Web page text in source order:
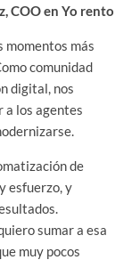
COO en Yo rento
momentos más
comunidad
digital, nos
a los agentes
de
esfuerzo, y
sumar a esa
muy pocos